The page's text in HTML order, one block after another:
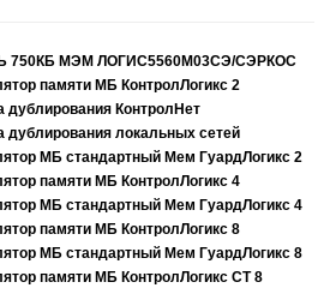
750КБ МЭМ ЛОГИС5560М03СЭ/СЭРКОС
памяти МБ КонтролЛогикс 2
дублирования КонтролНет
дублирования локальных сетей
МБ стандартный Мем ГуардЛогикс 2
памяти МБ КонтролЛогикс 4
МБ стандартный Мем ГуардЛогикс 4
памяти МБ КонтролЛогикс 8
МБ стандартный Мем ГуардЛогикс 8
памяти МБ КонтролЛогикс СТ 8